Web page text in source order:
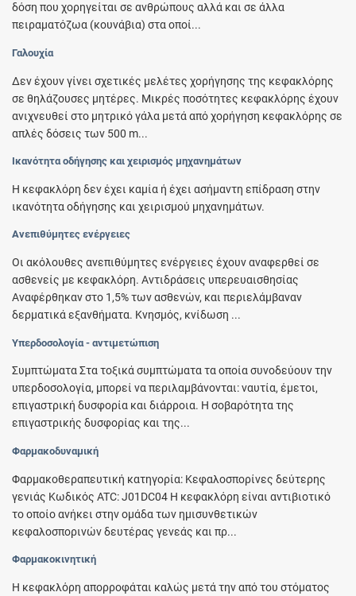
δόση που χορηγείται σε ανθρώπους αλλά και σε άλλα
πειραματόζωα (κουνάβια) στα οποί...
Γαλουχία
Δεν έχουν γίνει σχετικές μελέτες χορήγησης της κεφακλόρης
σε θηλάζουσες μητέρες. Μικρές ποσότητες κεφακλόρης έχουν
ανιχνευθεί στο μητρικό γάλα μετά από χορήγηση κεφακλόρης σε
απλές δόσεις των 500 m...
Ικανότητα οδήγησης και χειρισμός μηχανημάτων
H κεφακλόρη δεν έχει καμία ή έχει ασήμαντη επίδραση στην
ικανότητα οδήγησης και χειρισμού μηχανημάτων.
Ανεπιθύμητες ενέργειες
Οι ακόλουθες ανεπιθύμητες ενέργειες έχουν αναφερθεί σε
ασθενείς με κεφακλόρη. Αντιδράσεις υπερευαισθησίας
Αναφέρθηκαν στο 1,5% των ασθενών, και περιελάμβαναν
δερματικά εξανθήματα. Κνησμός, κνίδωση ...
Υπερδοσολογία - αντιμετώπιση
Συμπτώματα Στα τοξικά συμπτώματα τα οποία συνοδεύουν την
υπερδοσολογία, μπορεί να περιλαμβάνονται: ναυτία, έμετοι,
επιγαστρική δυσφορία και διάρροια. Η σοβαρότητα της
επιγαστρικής δυσφορίας και της...
Φαρμακοδυναμική
Φαρμακοθεραπευτική κατηγορία: Κεφαλοσπορίνες δεύτερης
γενιάς Κωδικός ATC: J01DC04 H κεφακλόρη είναι αντιβιοτικό
το οποίο ανήκει στην ομάδα των ημισυνθετικών
κεφαλοσπορινών δευτέρας γενεάς και πρ...
Φαρμακοκινητική
H κεφακλόρη απορροφάται καλώς μετά την από του στόματος